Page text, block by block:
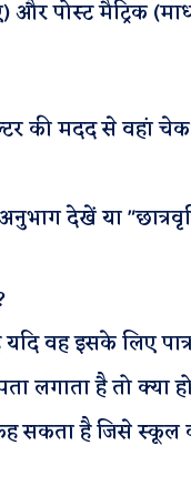
और पोस्ट मैट्रिक
की मदद से वहां
देखें या
वह इसके लिए
लगाता है तो क्या
सकता है जिसे स्कूल